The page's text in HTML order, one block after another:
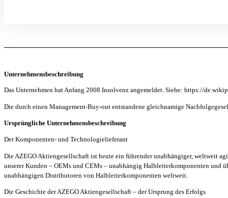
Unternehmensbeschreibung
Das Unternehmen hat Anfang 2008 Insolvenz angemeldet. Siehe: https://
Die durch einen Management-Buy-out entstandene gleichnamige
Ursprüngliche Unternehmensbeschreibung
Der Komponenten- und Technologielieferant
Die AZEGO Aktiengesellschaft ist heute ein führender unabhängiger, weltweit
unserer Kunden – OEMs und CEMs – unabhängig Halbleiterkomponenten und
unabhängigen Distributoren von Halbleiterkomponenten weltweit.
Die Geschichte der AZEGO Aktiengesellschaft – der Ursprung des Erfolgs